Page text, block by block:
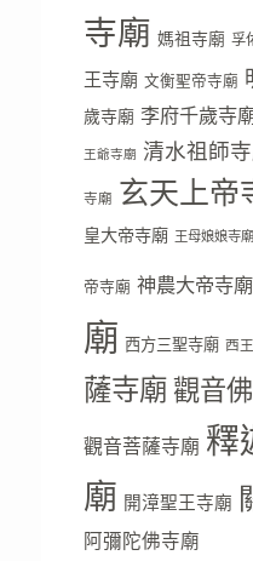
寺廟 媽祖寺廟 孚
王寺廟 文衡聖帝寺廟
歲寺廟 李府千歲寺
王爺寺廟 清水祖師
寺廟 玄天上帝
皇大帝寺廟 王母娘娘寺廟
帝寺廟 神農大帝寺廟
廟 西方三聖寺廟 西
薩寺廟觀音
觀音菩薩寺廟 釋
廟 開漳聖王寺廟
阿彌陀佛寺廟